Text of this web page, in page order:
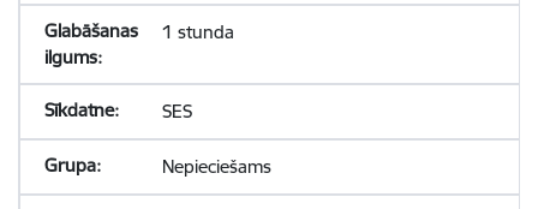
1 stunda
SES
Nepieciešams